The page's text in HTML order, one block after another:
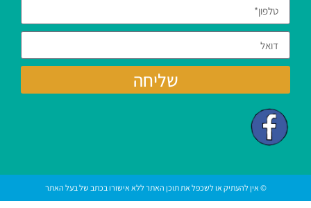
שליחה
© אין להעתיק או לשכפל את תוכן האתר ללא אישורו בכתב של בעל האתר